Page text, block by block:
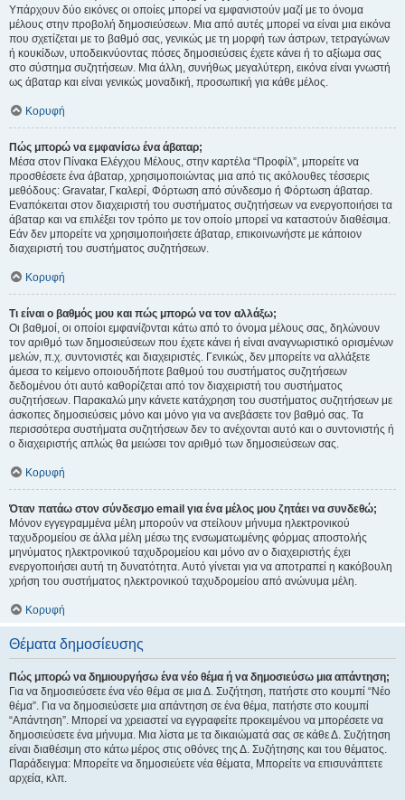
Υπάρχουν δύο εικόνες οι οποίες μπορεί να εμφανιστούν μαζί με το όνομα
μέλους στην προβολή δημοσιεύσεων. Μια από αυτές μπορεί να είναι μια εικόνα
που σχετίζεται με το βαθμό σας, γενικώς με τη μορφή των άστρων, τετραγώνων
ή κουκίδων, υποδεικνύοντας πόσες δημοσιεύσεις έχετε κάνει ή το αξίωμα σας
στο σύστημα συζητήσεων. Μια άλλη, συνήθως μεγαλύτερη, εικόνα είναι γνωστή
ως άβαταρ και είναι γενικώς μοναδική, προσωπική για κάθε μέλος.
Κορυφή
Πώς μπορώ να εμφανίσω ένα άβαταρ;
Μέσα στον Πίνακα Ελέγχου Μέλους, στην καρτέλα “Προφίλ”, μπορείτε να
προσθέσετε ένα άβαταρ, χρησιμοποιώντας μια από τις ακόλουθες τέσσερις
μεθόδους: Gravatar, Γκαλερί, Φόρτωση από σύνδεσμο ή Φόρτωση άβαταρ.
Εναπόκειται στον διαχειριστή του συστήματος συζητήσεων να ενεργοποιήσει τα
άβαταρ και να επιλέξει τον τρόπο με τον οποίο μπορεί να καταστούν διαθέσιμα.
Εάν δεν μπορείτε να χρησιμοποιήσετε άβαταρ, επικοινωνήστε με κάποιον
διαχειριστή του συστήματος συζητήσεων.
Κορυφή
Τι είναι ο βαθμός μου και πώς μπορώ να τον αλλάξω;
Οι βαθμοί, οι οποίοι εμφανίζονται κάτω από το όνομα μέλους σας, δηλώνουν
τον αριθμό των δημοσιεύσεων που έχετε κάνει ή είναι αναγνωριστικό ορισμένων
μελών, π.χ. συντονιστές και διαχειριστές. Γενικώς, δεν μπορείτε να αλλάξετε
άμεσα το κείμενο οποιουδήποτε βαθμού του συστήματος συζητήσεων
δεδομένου ότι αυτό καθορίζεται από τον διαχειριστή του συστήματος
συζητήσεων. Παρακαλώ μην κάνετε κατάχρηση του συστήματος συζητήσεων με
άσκοπες δημοσιεύσεις μόνο και μόνο για να ανεβάσετε τον βαθμό σας. Τα
περισσότερα συστήματα συζητήσεων δεν το ανέχονται αυτό και ο συντονιστής ή
ο διαχειριστής απλώς θα μειώσει τον αριθμό των δημοσιεύσεων σας.
Κορυφή
Όταν πατάω στον σύνδεσμο email για ένα μέλος μου ζητάει να συνδεθώ;
Μόνον εγγεγραμμένα μέλη μπορούν να στείλουν μήνυμα ηλεκτρονικού
ταχυδρομείου σε άλλα μέλη μέσω της ενσωματωμένης φόρμας αποστολής
μηνύματος ηλεκτρονικού ταχυδρομείου και μόνο αν ο διαχειριστής έχει
ενεργοποιήσει αυτή τη δυνατότητα. Αυτό γίνεται για να αποτραπεί η κακόβουλη
χρήση του συστήματος ηλεκτρονικού ταχυδρομείου από ανώνυμα μέλη.
Κορυφή
Θέματα δημοσίευσης
Πώς μπορώ να δημιουργήσω ένα νέο θέμα ή να δημοσιεύσω μια απάντηση;
Για να δημοσιεύσετε ένα νέο θέμα σε μια Δ. Συζήτηση, πατήστε στο κουμπί “Νέο
θέμα”. Για να δημοσιεύσετε μια απάντηση σε ένα θέμα, πατήστε στο κουμπί
“Απάντηση”. Μπορεί να χρειαστεί να εγγραφείτε προκειμένου να μπορέσετε να
δημοσιεύσετε ένα μήνυμα. Μια λίστα με τα δικαιώματά σας σε κάθε Δ. Συζήτηση
είναι διαθέσιμη στο κάτω μέρος στις οθόνες της Δ. Συζήτησης και του θέματος.
Παράδειγμα: Μπορείτε να δημοσιεύετε νέα θέματα, Μπορείτε να επισυνάπτετε
αρχεία, κλπ.